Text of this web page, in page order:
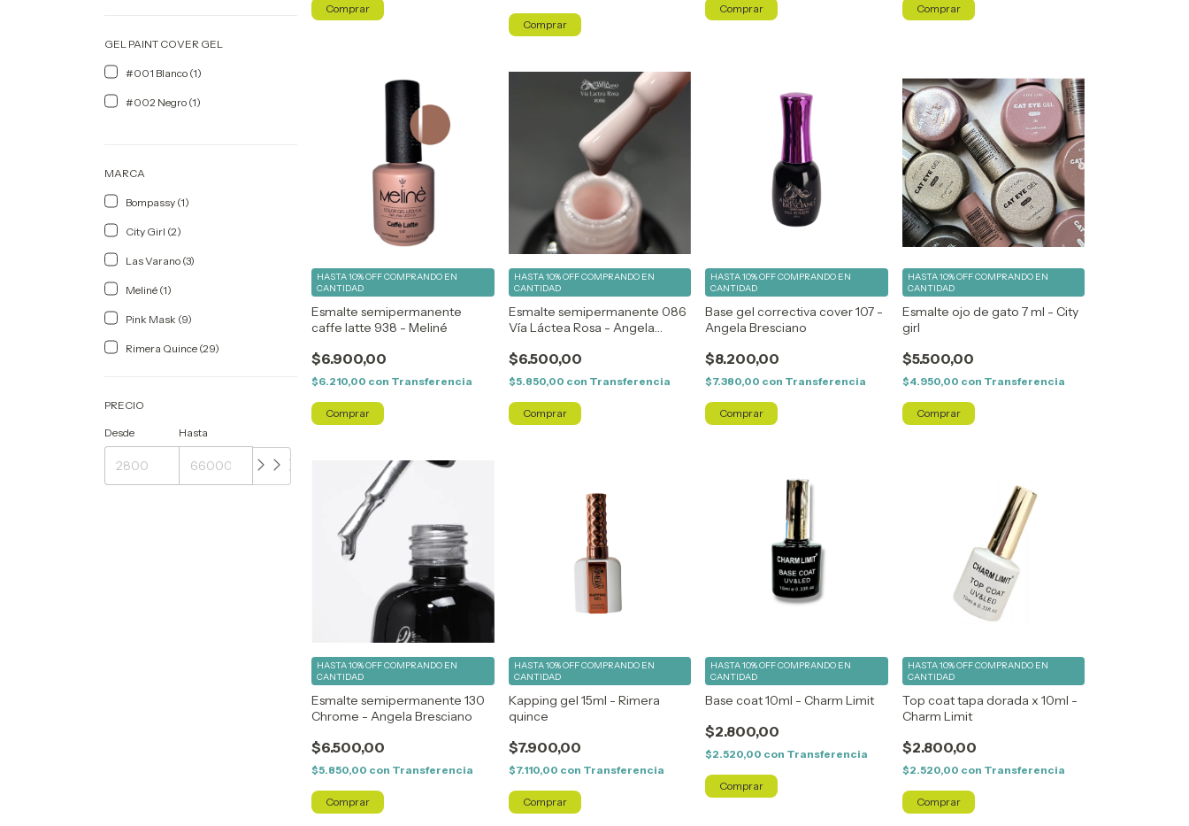
GEL PAINT COVER GEL
#001 Blanco (1)
#002 Negro (1)
MARCA
Bompassy (1)
City Girl (2)
Las Varano (3)
Meliné (1)
Pink Mask (9)
Rimera Quince (29)
PRECIO
Desde Hasta
Esmalte semipermanente
caffe latte 938 - Meliné
$6.900,00
HASTA 10% OFFCOMPRANDO EN
CANTIDAD
$6.210,00 con Transferencia
Esmalte semipermanente 086
Vía Láctea Rosa - Angela
$6.500,00
HASTA 10% OFFCOMPRANDO EN
CANTIDAD
$5.850,00 con Transferencia
Base gel correctiva cover 107 -
Angela Bresciano
$8.200,00
HASTA 10% OFFCOMPRANDO EN
CANTIDAD
$7.380,00 con Transferencia
Esmalte ojo de gato 7 ml - City
girl
$5.500,00
HASTA 10% OFFCOMPRANDO EN
CANTIDAD
$4.950,00 con Transferencia
Esmalte semipermanente 130
Chrome - Angela Bresciano
$6.500,00
HASTA 10% OFFCOMPRANDO EN
CANTIDAD
$5.850,00 con Transferencia
Kapping gel 15ml - Rimera
quince
$7.900,00
HASTA 10% OFFCOMPRANDO EN
CANTIDAD
$7.110,00 con Transferencia
Base coat 10ml - Charm Limit
$2.800,00
HASTA 10% OFFCOMPRANDO EN
CANTIDAD
$2.520,00 con Transferencia
Top coat tapa dorada x 10ml -
Charm Limit
$2.800,00
HASTA 10% OFFCOMPRANDO EN
CANTIDAD
$2.520,00 con Transferencia